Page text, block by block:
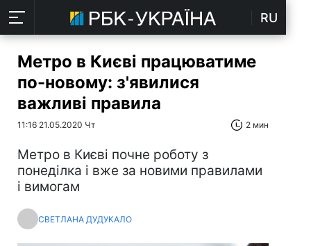
RU
Метро в Києві працюватиме
по-новому: з'явилися
важливі правила
11:16 21.05.2020 Чт 2 мин
Метро в Києві почне роботу з
понеділка і вже за новими правилами
і вимогам
СВЕТЛАНА ДУДУКАЛО